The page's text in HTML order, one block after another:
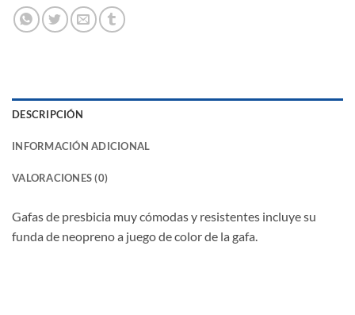
DESCRIPCIÓN
INFORMACIÓN ADICIONAL
VALORACIONES (0)
Gafas de presbicia muy cómodas y resistentes incluye su
funda de neopreno a juego de color de la gafa.